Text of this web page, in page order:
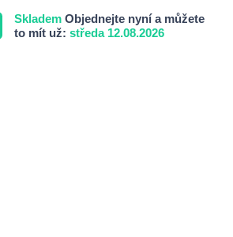
Skladem Objednejte nyní a můžete
to mít už: středa 12.08.2026